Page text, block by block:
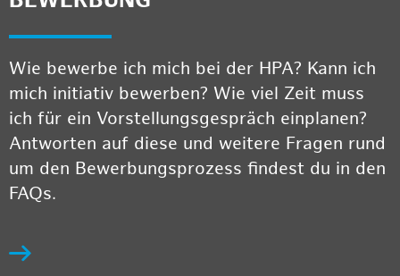
Wie bewerbe ich mich bei der HPA? Kann ich
mich initiativ bewerben? Wie viel Zeit muss
ich für ein Vorstellungsgespräch einplanen?
Antworten auf diese und weitere Fragen rund
um den Bewerbungsprozess findest du in den
FAQs.